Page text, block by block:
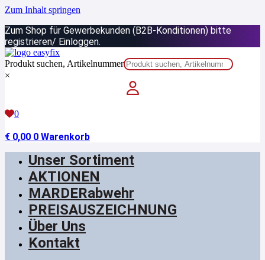
Zum Inhalt springen
Zum Shop für Gewerbekunden (B2B-Konditionen) bitte
registrieren/ Einloggen.
Produkt suchen, Artikelnummer
×
0
€ 0,00 0 Warenkorb
Unser Sortiment
AKTIONEN
MARDERabwehr
PREISAUSZEICHNUNG
Über Uns
Kontakt